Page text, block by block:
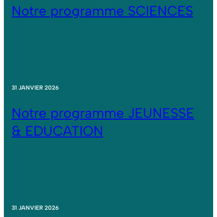
Notre programme SCIENCES
31 JANVIER 2026
Notre programme JEUNESSE
& EDUCATION
31 JANVIER 2026